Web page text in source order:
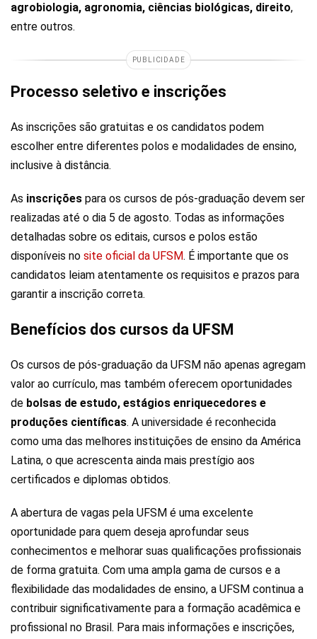
agrobiologia, agronomia, ciências biológicas, direito,
entre outros.
PUBLICIDADE
Processo seletivo e inscrições
As inscrições são gratuitas e os candidatos podem
escolher entre diferentes polos e modalidades de ensino,
inclusive à distância.
As inscrições para os cursos de pós-graduação devem ser
realizadas até o dia 5 de agosto. Todas as informações
detalhadas sobre os editais, cursos e polos estão
disponíveis no site oficial da UFSM. É importante que os
candidatos leiam atentamente os requisitos e prazos para
garantir a inscrição correta.
Benefícios dos cursos da UFSM
Os cursos de pós-graduação da UFSM não apenas agregam
valor ao currículo, mas também oferecem oportunidades
de bolsas de estudo, estágios enriquecedores e
produções científicas. A universidade é reconhecida
como uma das melhores instituições de ensino da América
Latina, o que acrescenta ainda mais prestígio aos
certificados e diplomas obtidos.
A abertura de vagas pela UFSM é uma excelente
oportunidade para quem deseja aprofundar seus
conhecimentos e melhorar suas qualificações profissionais
de forma gratuita. Com uma ampla gama de cursos e a
flexibilidade das modalidades de ensino, a UFSM continua a
contribuir significativamente para a formação acadêmica e
profissional no Brasil. Para mais informações e inscrições,